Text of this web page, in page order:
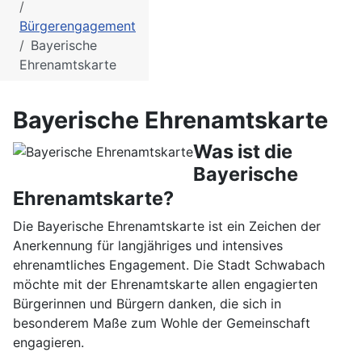
Bürgerengagement
Bayerische
Ehrenamtskarte
Bayerische Ehrenamtskarte
Was ist die
Bayerische
Ehrenamtskarte?
Die Bayerische Ehrenamtskarte ist ein Zeichen der
Anerkennung für langjähriges und intensives
ehrenamtliches Engagement. Die Stadt Schwabach
möchte mit der Ehrenamtskarte allen engagierten
Bürgerinnen und Bürgern danken, die sich in
besonderem Maße zum Wohle der Gemeinschaft
engagieren.